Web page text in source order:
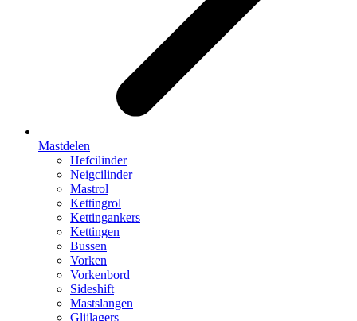
Mastdelen
Hefcilinder
Neigcilinder
Mastrol
Kettingrol
Kettingankers
Kettingen
Bussen
Vorken
Vorkenbord
Sideshift
Mastslangen
Glijlagers